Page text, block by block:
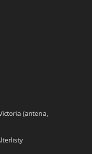
(antena,